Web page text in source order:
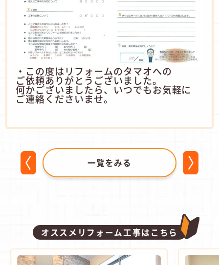
・この度はリフォームのタマオへの
ご依頼ありがとうございました。
何かございましたら、いつでもお気軽に
ご連絡くださいませ。
一覧をみる
オススメリフォーム工事はこちら